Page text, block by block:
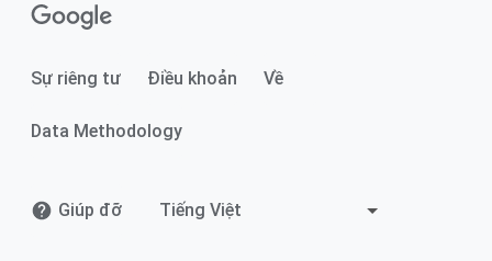
Sự riêng tư Điều khoản Về
Data Methodology
Giúp đỡ